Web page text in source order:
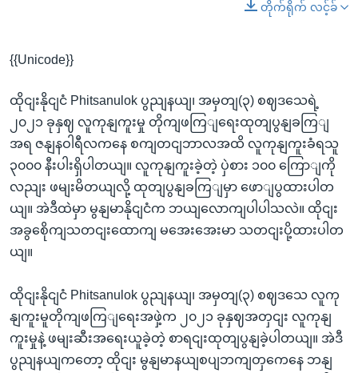
တိုက်ရိုက် လင့်ခ်
{{Unicode}}
ထိုငျးနိုငျငံ Phitsanulok ပွညျနယျ၊ အမှတျ(၃) စဈဒသေရဲ့
၂၀၂၁ ခုနှဈ လူကုနျကူးမှု တိုကျဖကြျရေးထုတျပွနျခကြျ
အရ ဇနျနဝါရီလကနေ စကျတငျဘာလအထိ လူကုနျကူးခံရသူ
၃၀၀၀ နီးပါးရှိပါတယျ။ လူကုနျကူးခဲ့တဲ့ ပှဲစား ၁၀၀ ကြောျကို
လညျး ဖမျးမိတယျလို့ ထုတျပွနျခကြျမှာ ဖောျပွထားပါတ
ယျ။ အဲဒီထဲမှာ မွနျမာနိုငျငံက ဘယျလောကျပါပါသလဲ။ ထိုငျး
အခွစေိုကျသတငျးထောကျ မအေးအေးမာ သတငျးပို့ထားပါတ
ယျ။
ထိုငျးနိုငျငံ Phitsanulok ပွညျနယျ၊ အမှတျ(၃) စဈဒသေ လူကု
နျကူးမူတိုကျဖကြျရေးအဖှဲ့က ၂၀၂၁ ခုနှဈအတှငျး လူကုနျ
ကူးမှုနဲ့ ဖမျးဆီးအရေးယူခဲ့တဲ့ စာရငျးထုတျပွနျခဲ့ပါတယျ။ အဲဒီ
ပွညျနယျကတော့ ထိုငျး မွနျမာနယျစပျဘကျတှကေနေ ဘနျ